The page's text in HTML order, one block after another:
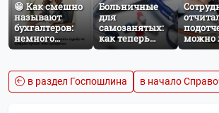
😁 Как смешно
называют
бухгалтеров:
немного
профессионального
Больничные
для
самозанятых:
как теперь
работает
социальное
страхование по
НПД
можно
в раздел Госпошлина
в начало